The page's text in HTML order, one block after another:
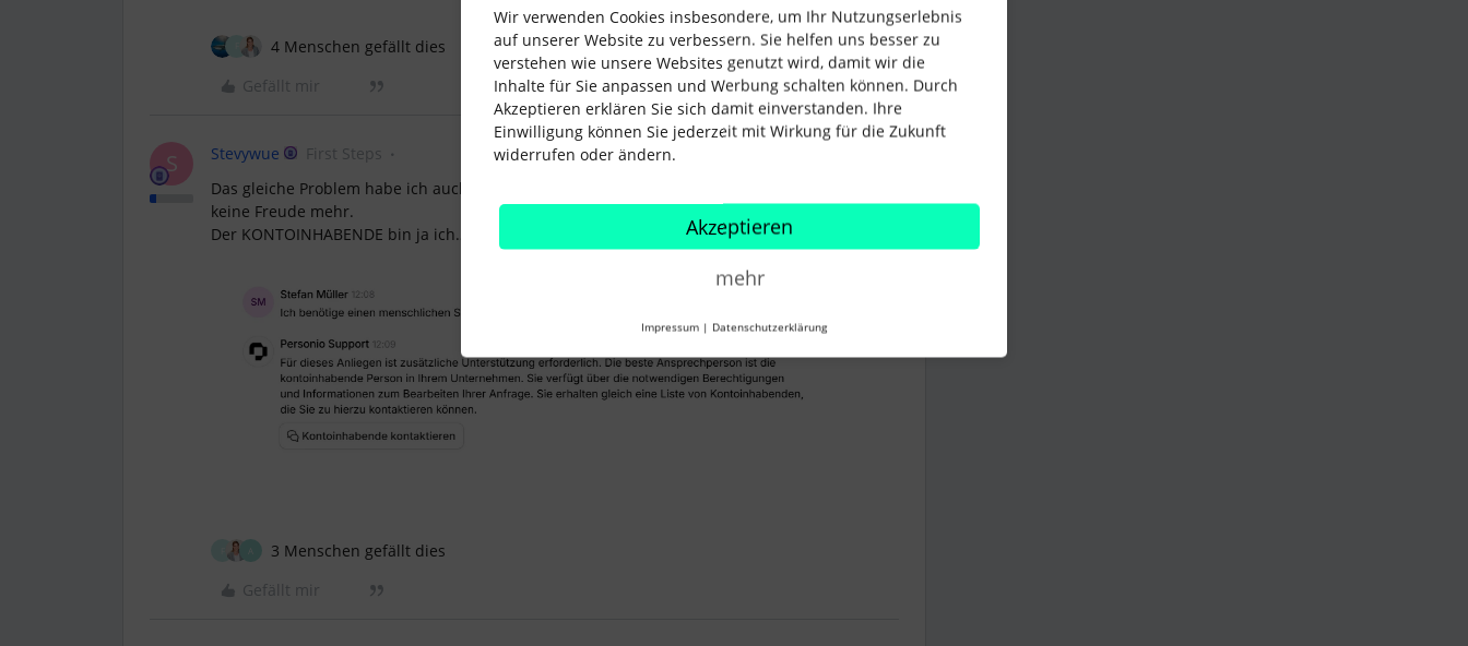
4 Menschen gefällt dies
Gefällt mir
S Stevywue First Steps
Das gleiche Problem habe ich auch und werde immer auf mich selbst verwiesen, das macht
keine Freude mehr.
Der KONTOINHABENDE bin ja ich… als das ist echt nicht mehr lustig.
3 Menschen gefällt dies
Gefällt mir
Wir verwenden Cookies insbesondere, um Ihr Nutzungserlebnis
auf unserer Website zu verbessern. Sie helfen uns besser zu
verstehen wie unsere Websites genutzt wird, damit wir die
Inhalte für Sie anpassen und Werbung schalten können. Durch
Akzeptieren erklären Sie sich damit einverstanden. Ihre
Einwilligung können Sie jederzeit mit Wirkung für die Zukunft
widerrufen oder ändern.
Akzeptieren
mehr
Impressum | Datenschutzerklärung